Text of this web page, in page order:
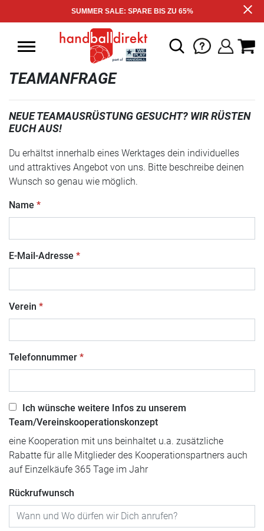
SUMMER SALE: SPARE BIS ZU 65%
TEAMANFRAGE
NEUE TEAMAUSRÜSTUNG GESUCHT? WIR RÜSTEN
EUCH AUS!
Du erhältst innerhalb eines Werktages dein individuelles
und attraktives Angebot von uns. Bitte beschreibe deinen
Wunsch so genau wie möglich.
Name
E-Mail-Adresse
Verein
Telefonnummer
Ich wünsche weitere Infos zu unserem
Team/Vereinskooperationskonzept
eine Kooperation mit uns beinhaltet u.a. zusätzliche
Rabatte für alle Mitglieder des Kooperationspartners auch
auf Einzelkäufe 365 Tage im Jahr
Rückrufwunsch